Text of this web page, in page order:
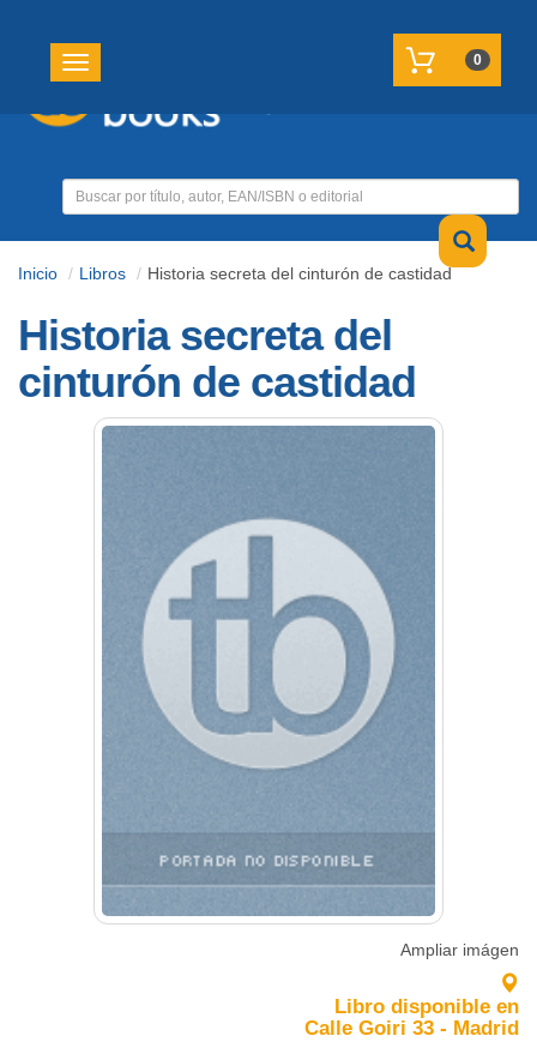
Toggle navigation 0
Inicio Libros Historia secreta del cinturón de castidad
Historia secreta del
cinturón de castidad
Ampliar imágen
Libro disponible en
Calle Goiri 33 - Madrid